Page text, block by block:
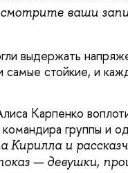
ваши
выдержать
стойкие, и
Карпенко
группы и
Кирилла и
— девушки,